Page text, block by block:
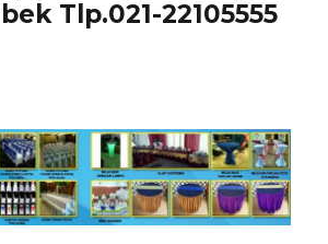
Tlp.021-22105555